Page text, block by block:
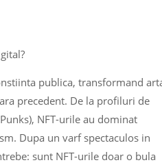
publica, transformand
precedent. De la profiluri de
NFT-urile au dominat
Dupa un varf spectaculos in
sunt NFT-urile doar o bula